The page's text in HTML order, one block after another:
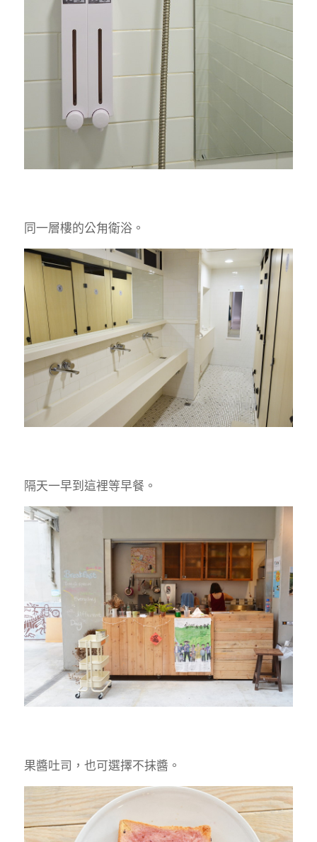
同一層樓的公甪衛浴。
隔天一早到這裡等早餐。
果醬吐司，也可選擇不抹醬。